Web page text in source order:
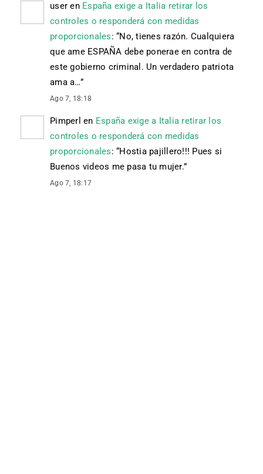
user en España exige a Italia retirar los
controles o responderá con medidas
proporcionales: “No, tienes razón. Cualquiera
que ame ESPAÑA debe ponerae en contra de
este gobierno criminal. Un verdadero patriota
ama a…”
Ago 7, 18:18
Pimperl en España exige a Italia retirar los
controles o responderá con medidas
proporcionales: “Hostia pajillero!!! Pues si
Buenos videos me pasa tu mujer.”
Ago 7, 18:17